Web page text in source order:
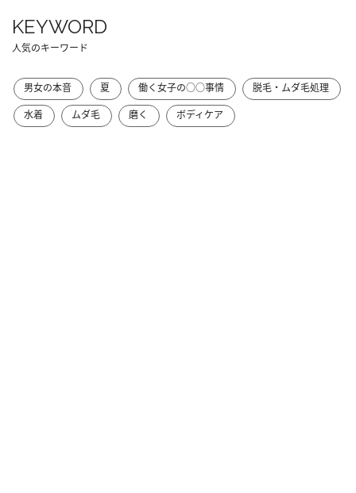
KEYWORD
人気のキーワード
男女の本音 夏 働く女子の○○事情
脱毛・ムダ毛処理
水着
ムダ毛 磨く ボディケア